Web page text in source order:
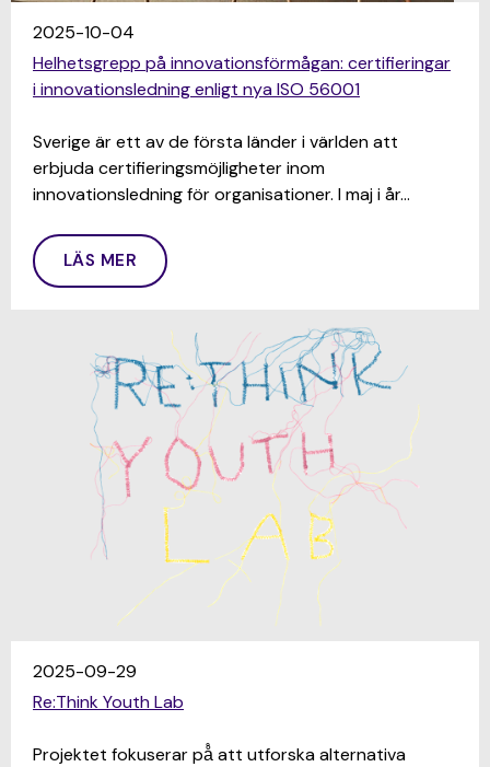
2025-10-04
Helhetsgrepp på innovationsförmågan: certifieringar
i innovationsledning enligt nya ISO 56001
Sverige är ett av de första länder i världen att
erbjuda certifieringsmöjligheter inom
innovationsledning för organisationer. I maj i år…
LÄS MER
2025-09-29
Re:Think Youth Lab
Projektet fokuserar på̊ att utforska alternativa